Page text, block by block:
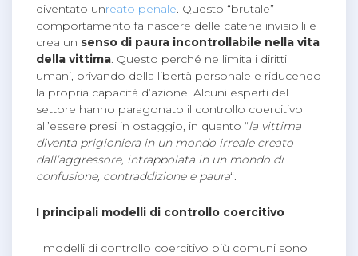
diventato unreato penale. Questo “brutale”
comportamento fa nascere delle catene invisibili e
crea un senso di paura incontrollabile nella vita
della vittima. Questo perché ne limita i diritti
umani, privando della libertà personale e riducendo
la propria capacità d’azione. Alcuni esperti del
settore hanno paragonato il controllo coercitivo
all’essere presi in ostaggio, in quanto “la vittima
diventa prigioniera in un mondo irreale creato
dall’aggressore, intrappolata in un mondo di
confusione, contraddizione e paura“.
I principali modelli di controllo coercitivo
I modelli di controllo coercitivo più comuni sono